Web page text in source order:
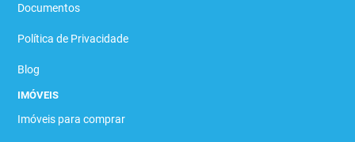
Documentos
Política de Privacidade
Blog
IMÓVEIS
Imóveis para comprar